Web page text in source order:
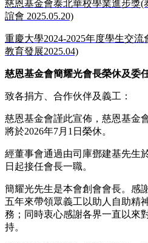
慈恩基金會泰北華校學業進步獎(
誼會 2025.05.20)
重慶大學2024-2025年度學生交流
教育發展2025.04)
慈恩基金會簡耀光會長榮休及委
致各捐方、合作伙伴及義工：
慈恩基金會謹此宣佈，慈恩基金
將於2026年7月1日榮休。
經董事會通過由司庫鄧建基先生
日起接任會長一職。
簡耀光先生是本會創會會長。感
五年來帶領眾義工以助人自助精
務；同時衷心感謝各界一直以來
持。